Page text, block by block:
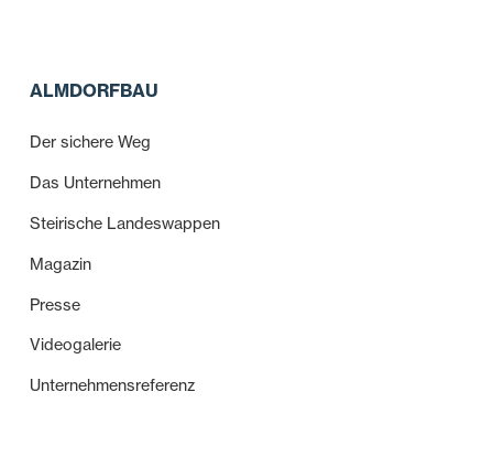
ALMDORFBAU
Der sichere Weg
Das Unternehmen
Steirische Landeswappen
Magazin
Presse
Videogalerie
Unternehmensreferenz